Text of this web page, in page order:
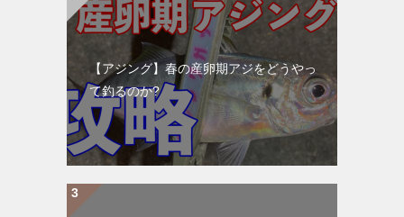
【アジング】春の産卵期アジをどうやっ
て釣るのか?